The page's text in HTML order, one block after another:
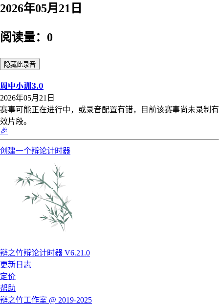
2026年05月21日
阅读量：0
隐藏此录音
周中小训3.0
2026年05月21日
赛事可能正在进行中，或录音配置有错，目前该赛事尚未录制有
效片段。
🎉
创建一个辩论计时器
辩之竹辩论计时器 V6.21.0
更新日志
定价
帮助
辩之竹工作室 @ 2019-2025